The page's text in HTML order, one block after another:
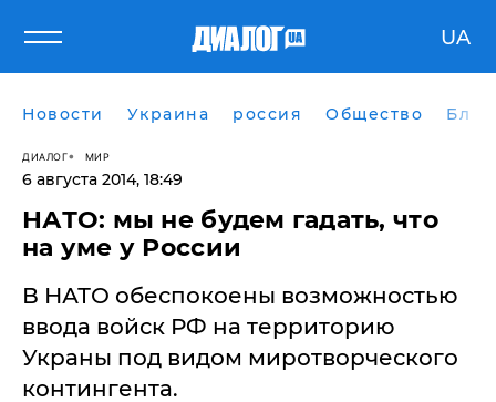
UA
Новости Украина россия Общество
ДИАЛОГ МИР
6 августа 2014, 18:49
НАТО: мы не будем гадать, что
на уме у России
В НАТО обеспокоены возможностью
ввода войск РФ на территорию
Украны под видом миротворческого
контингента.